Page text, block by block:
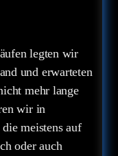
legten wir
und erwarteten
mehr lange
wir in
meistens auf
oder auch